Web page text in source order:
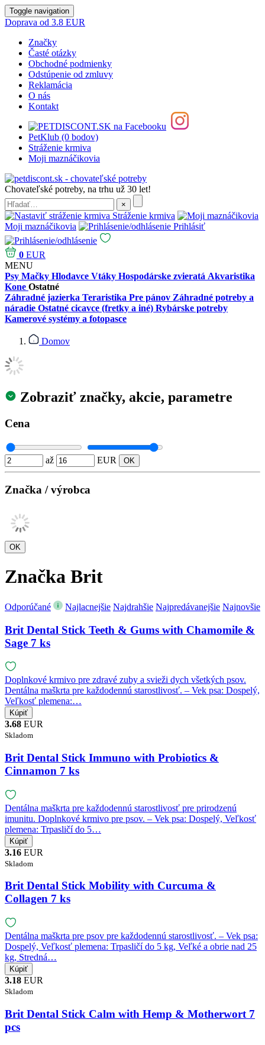
Toggle navigation
Doprava od 3.8 EUR
Značky
Časté otázky
Obchodné podmienky
Odstúpenie od zmluvy
Reklamácia
O nás
Kontakt
PetKlub (0 bodov)
Stráženie krmiva
Moji maznáčikovia
Chovateľské potreby, na trhu už 30 let!
Stráženie krmiva
Moji maznáčikovia
Prihlásiť
0 EUR
MENU
Psy Mačky Hlodavce Vtáky Hospodárske zvieratá Akvaristika
Kone Ostatné
Záhradné jazierka Teraristika Pre pánov Záhradné potreby a
náradie Ostatné cicavce (fretky a iné) Rybárske potreby
Kamerové systémy a fotopasce
Domov
Zobraziť značky, akcie, parametre
Cena
až EUR
Značka / výrobca
Značka Brit
Odporúčané Najlacnejšie Najdrahšie Najpredávanejšie Najnovšie
Brit Dental Stick Teeth & Gums with Chamomile &
Sage 7 ks
Doplnkové krmivo pre zdravé zuby a svieži dych všetkých psov.
Dentálna maškrta pre každodennú starostlivosť. – Vek psa: Dospelý,
Veľkosť plemena:…
3.68 EUR
Skladom
Brit Dental Stick Immuno with Probiotics &
Cinnamon 7 ks
Dentálna maškrta pre každodennú starostlivosť pre prirodzenú
imunitu. Doplnkové krmivo pre psov. – Vek psa: Dospelý, Veľkosť
plemena: Trpasličí do 5…
3.16 EUR
Skladom
Brit Dental Stick Mobility with Curcuma &
Collagen 7 ks
Dentálna maškrta pre psov pre každodennú starostlivosť. – Vek psa:
Dospelý, Veľkosť plemena: Trpasličí do 5 kg, Veľké a obrie nad 25
kg, Stredná…
3.18 EUR
Skladom
Brit Dental Stick Calm with Hemp & Motherwort 7
pcs